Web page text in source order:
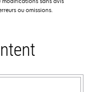
ou omissions.